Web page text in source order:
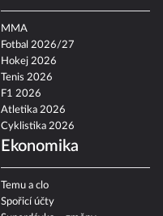
MMA
Fotbal 2026/27
Hokej 2026
Tenis 2026
F1 2026
Atletika 2026
Cyklistika 2026
Ekonomika
Temu a clo
Spořicí účty